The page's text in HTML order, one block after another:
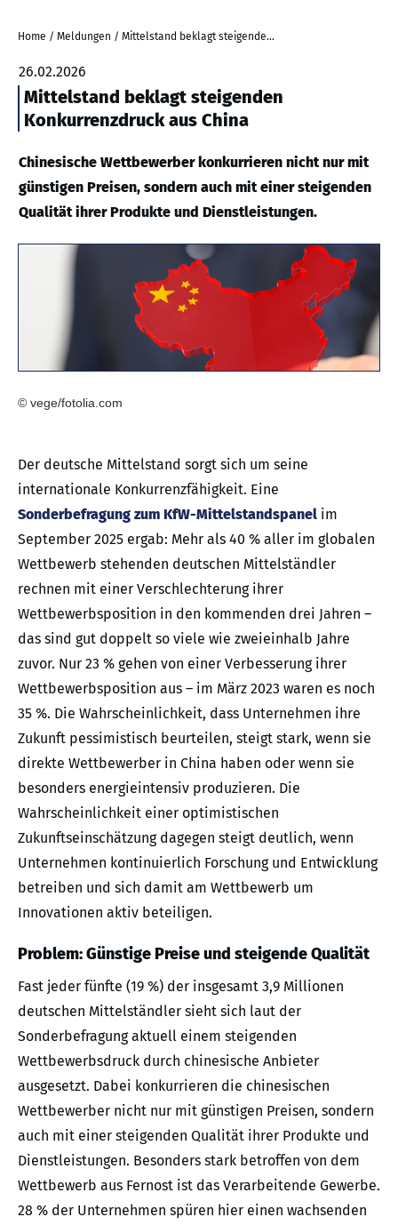
Home / Meldungen / Mittelstand beklagt steigenden Konkurrenzdruck aus China
26.02.2026
Mittelstand beklagt steigenden
Konkurrenzdruck aus China
Chinesische Wettbewerber konkurrieren nicht nur mit
günstigen Preisen, sondern auch mit einer steigenden
Qualität ihrer Produkte und Dienstleistungen.
© vege/fotolia.com
Der deutsche Mittelstand sorgt sich um seine
internationale Konkurrenzfähigkeit. Eine
Sonderbefragung zum KfW-Mittelstandspanel im
September 2025 ergab: Mehr als 40 % aller im globalen
Wettbewerb stehenden deutschen Mittelständler
rechnen mit einer Verschlechterung ihrer
Wettbewerbsposition in den kommenden drei Jahren –
das sind gut doppelt so viele wie zweieinhalb Jahre
zuvor. Nur 23 % gehen von einer Verbesserung ihrer
Wettbewerbsposition aus – im März 2023 waren es noch
35 %. Die Wahrscheinlichkeit, dass Unternehmen ihre
Zukunft pessimistisch beurteilen, steigt stark, wenn sie
direkte Wettbewerber in China haben oder wenn sie
besonders energieintensiv produzieren. Die
Wahrscheinlichkeit einer optimistischen
Zukunftseinschätzung dagegen steigt deutlich, wenn
Unternehmen kontinuierlich Forschung und Entwicklung
betreiben und sich damit am Wettbewerb um
Innovationen aktiv beteiligen.
Problem: Günstige Preise und steigende Qualität
Fast jeder fünfte (19 %) der insgesamt 3,9 Millionen
deutschen Mittelständler sieht sich laut der
Sonderbefragung aktuell einem steigenden
Wettbewerbsdruck durch chinesische Anbieter
ausgesetzt. Dabei konkurrieren die chinesischen
Wettbewerber nicht nur mit günstigen Preisen, sondern
auch mit einer steigenden Qualität ihrer Produkte und
Dienstleistungen. Besonders stark betroffen von dem
Wettbewerb aus Fernost ist das Verarbeitende Gewerbe.
28 % der Unternehmen spüren hier einen wachsenden